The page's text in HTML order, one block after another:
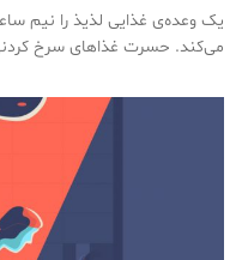
یک وعده‌ی غذایی لذیذ را نیم
می‌کند. حسرت غذاهای سرخ